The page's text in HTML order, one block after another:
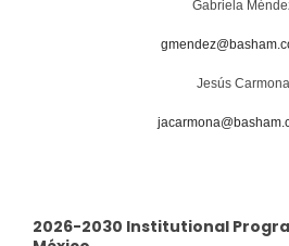
Gabriela
Jesús Carmona
2026-2030 Institutional